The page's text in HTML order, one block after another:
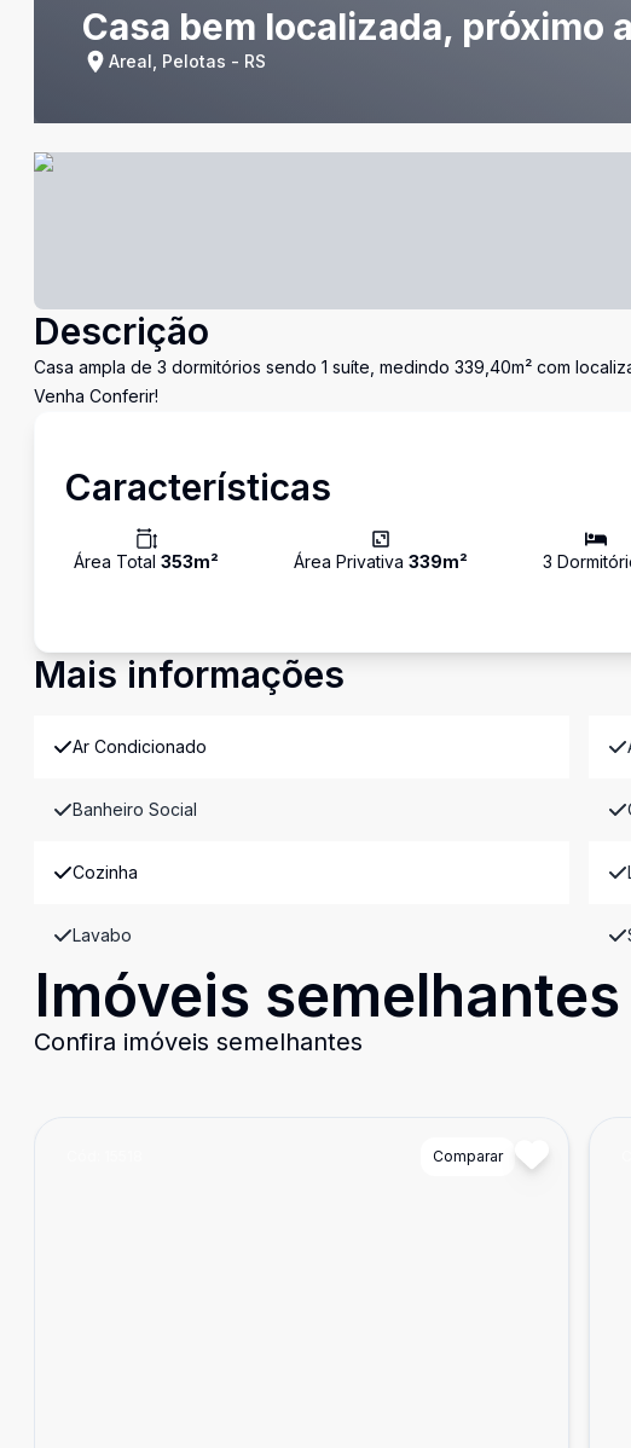
Casa bem localizada, próximo
Areal, Pelotas - RS
Descrição
Casa ampla de 3 dormitórios sendo 1 suíte, medindo 339,40m² com
Venha Conferir!
Características
Área Total 353m² Área Privativa339m² 3
Mais informações
Ar Condicionado
Banheiro Social
Cozinha
Lavabo
Imóveis semelhantes
Confira imóveis semelhantes
Comparar